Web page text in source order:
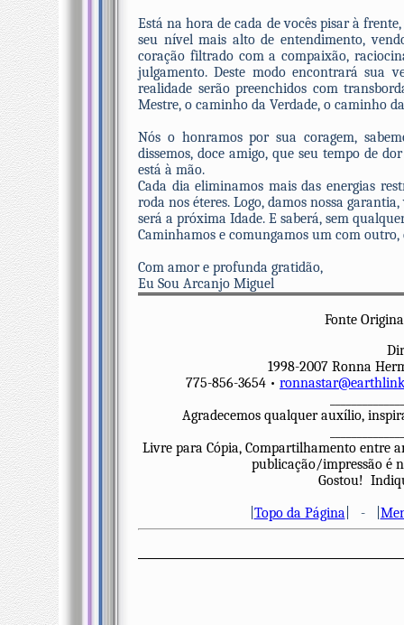
Está na hora de cada de vocês pisar à
seu nível mais alto de entendimento,
coração filtrado com a compaixão,
julgamento. Deste modo encontrará sua
realidade serão preenchidos com
Mestre, o caminho da Verdade, o caminho
Nós o honramos por sua coragem,
dissemos, doce amigo, que seu tempo de
está à mão.
Cada dia eliminamos mais das energias
roda nos éteres. Logo, damos nossa
será a próxima Idade. E saberá, sem
Caminhamos e comungamos um com
Com amor e profunda gratidão,
Eu Sou Arcanjo Miguel
Fonte
1998-2007 Ronna
775-856-3654 •
Agradecemos qualquer auxílio,
Livre para Cópia, Compartilhamento entre
publicação/impressão é
Gostou!
Topo da Página| - |